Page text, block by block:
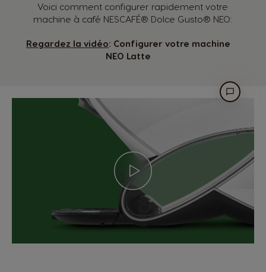
Voici comment configurer rapidement votre
machine à café NESCAFÉ® Dolce Gusto® NEO:
Regardez la vidéo: Configurer votre machine
NEO Latte